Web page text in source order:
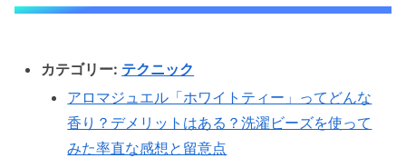
カテゴリー: テクニック
アロマジュエル「ホワイトティー」ってどんな
香り？デメリットはある？洗濯ビーズを使って
みた率直な感想と留意点